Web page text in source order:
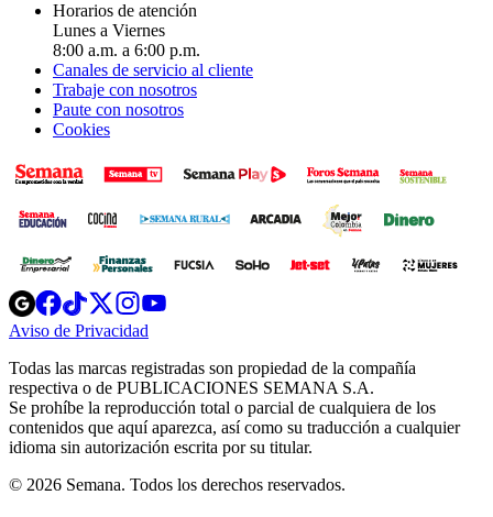
Horarios de atención
Lunes a Viernes
8:00 a.m. a 6:00 p.m.
Canales de servicio al cliente
Trabaje con nosotros
Paute con nosotros
Cookies
Opens
in
new
Opens
in
new
Opens
in
new
window
Opens
new
windowwindow
Aviso de Privacidad
new
window
Todas las marcas registradas son propiedad de la compañía
respectiva o de PUBLICACIONES SEMANA S.A.
Se prohíbe la reproducción total o parcial de cualquiera de los
contenidos que aquí aparezca, así como su traducción a cualquier
idioma sin autorización escrita por su titular.
© 2026 Semana. Todos los derechos reservados.